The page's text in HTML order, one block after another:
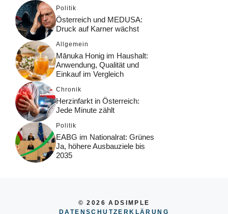
Politik
Österreich und MEDUSA:
Druck auf Karner wächst
Allgemein
Mānuka Honig im Haushalt:
Anwendung, Qualität und
Einkauf im Vergleich
Chronik
Herzinfarkt in Österreich:
Jede Minute zählt
Politik
EABG im Nationalrat: Grünes
Ja, höhere Ausbauziele bis
2035
© 2026 ADSIMPLE
DATENSCHUTZERKLÄRUNG